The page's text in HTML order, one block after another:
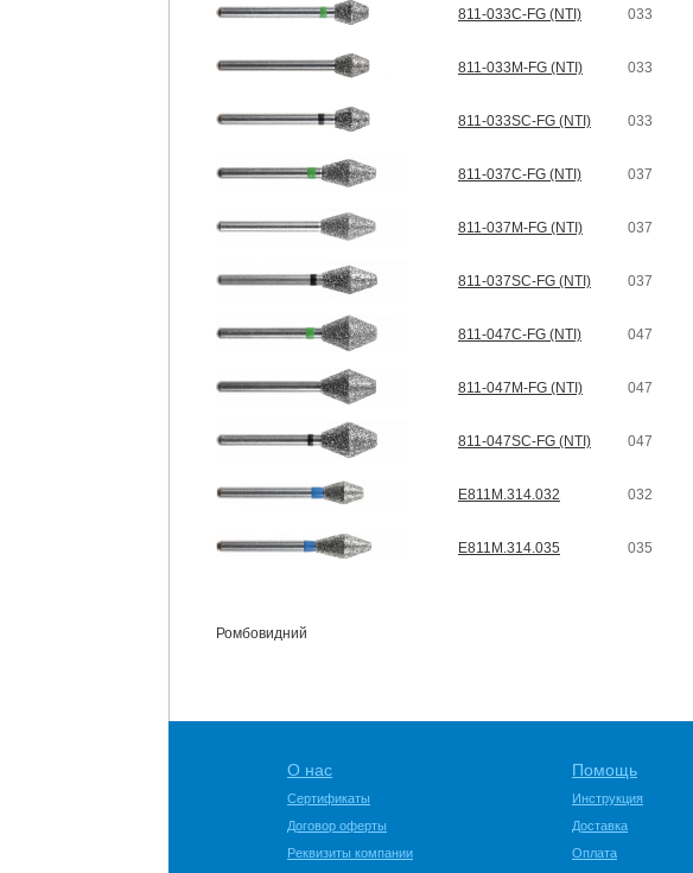
811-033C-FG (NTI) 033
811-033M-FG (NTI) 033
811-033SC-FG (NTI) 033
811-037C-FG (NTI) 037
811-037M-FG (NTI) 037
811-037SC-FG (NTI) 037
811-047C-FG (NTI) 047
811-047M-FG (NTI) 047
811-047SC-FG (NTI) 047
E811M.314.032 032
E811M.314.035 035
Ромбовидний
О нас
Сертификаты
Договор оферты
Реквизиты компании
Помощь
Инструкция
Доставка
Оплата